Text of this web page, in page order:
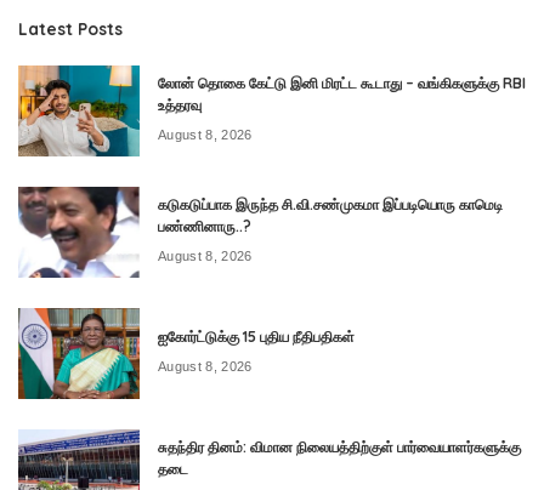
Latest Posts
லோன் தொகை கேட்டு இனி மிரட்ட கூடாது – வங்கிகளுக்கு RBI
உத்தரவு
August 8, 2026
கடுகடுப்பாக இருந்த சி.வி.சண்முகமா இப்படியொரு காமெடி
பண்ணினாரு..?
August 8, 2026
ஐகோர்ட்டுக்கு 15 புதிய நீதிபதிகள்
August 8, 2026
சுதந்திர தினம்: விமான நிலையத்திற்குள் பார்வையாளர்களுக்கு
தடை